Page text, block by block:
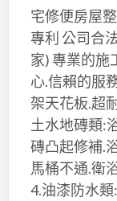
宅修便房屋
專利 公司合
家) 專業的施
心.信賴的服
架天花板.超
土水地磚類:
磚凸起修補.
馬桶不通.衛
4.油漆防水